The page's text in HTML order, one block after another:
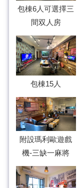
包棟6人可選擇三
間双人房
包棟15人
附設瑪利歐遊戲
機-三缺一麻將